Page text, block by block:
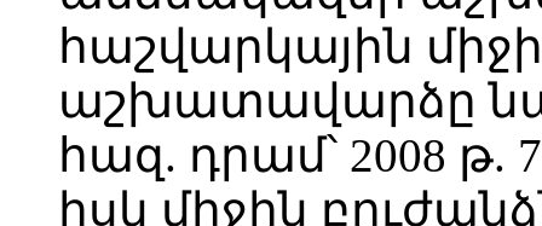
հաշվարկային
աշխատավարձը
հազ. դրամ՝ 2008
իսկ միջին